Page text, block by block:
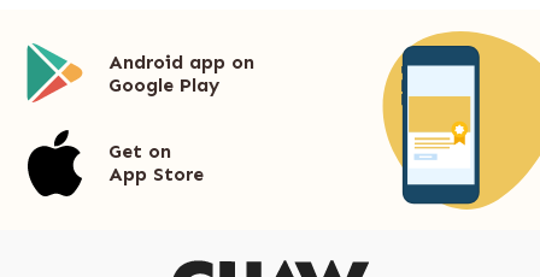
Android app on
Google Play
Get on
App Store